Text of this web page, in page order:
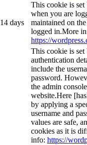
14 days
This cookie is set
when you are
maintained on
logged in.More
https://
This cookie is set
authentication
include the
password.
the admin
website.Here
by applying a
username and
values are safe,
cookies as it is
info: https://